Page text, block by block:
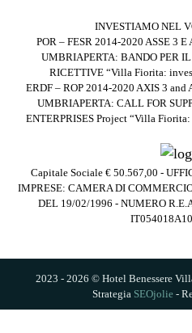
INVESTIAMO NEL
POR – FESR 2014-2020 ASSE 3
UMBRIAPERTA: BANDO PER
RICETTIVE “Villa Fiorita:
ERDF – ROP 2014-2020 AXIS 3 and
UMBRIAPERTA: CALL FOR
ENTERPRISES Project “Villa
Capitale Sociale € 50.567,00 -
IMPRESE: CAMERA DI
DEL 19/02/1996 - NUMERO
2023 - 2026 © Hotel Benessere
Strategia SEOjolie -